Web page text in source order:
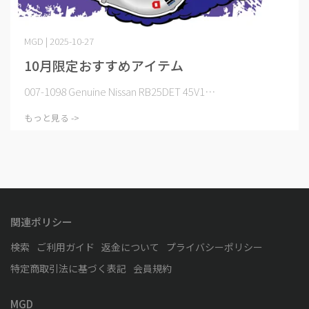
10月限定おすすめアイテム
MGD | 2025-10-27
007-1098 Genuine Nissan RB25DET 45V1⋯
もっと見る ->
関連ポリシー
検索 ご利用ガイド 返金について
プライバシーポリシー
特定商取引法に基づく表記 会員規約
MGD